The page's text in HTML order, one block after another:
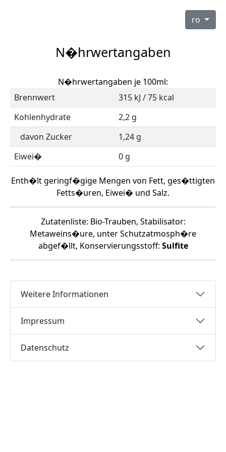
ro
N�hrwertangaben
N�hrwertangaben je 100ml:
Brennwert
315 kJ / 75 kcal
Kohlenhydrate
2,2 g
davon Zucker
1,24 g
Eiwei�
0 g
Enth�lt geringf�gige Mengen von Fett, ges�ttigten
Fetts�uren, Eiwei� und Salz.
Zutatenliste: Bio-Trauben, Stabilisator:
Metaweins�ure, unter Schutzatmosph�re
abgef�llt, Konservierungsstoff: Sulfite
Weitere Informationen
Impressum
Datenschutz